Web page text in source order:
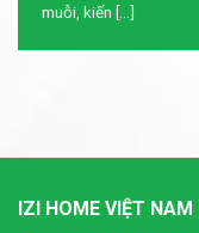
muỗi, kiến [...]
IZI HOME VIỆT NAM